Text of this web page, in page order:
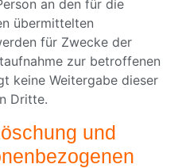
an den für die
übermittelten
für Zwecke der
zur betroffenen
keine Weitergabe dieser
Dritte.
und